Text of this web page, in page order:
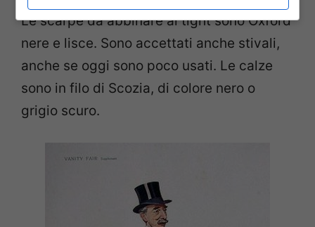
Le scarpe da abbinare al tight sono Oxford
nere e lisce. Sono accettati anche stivali,
anche se oggi sono poco usati. Le calze
sono in filo di Scozia, di colore nero o
grigio scuro.